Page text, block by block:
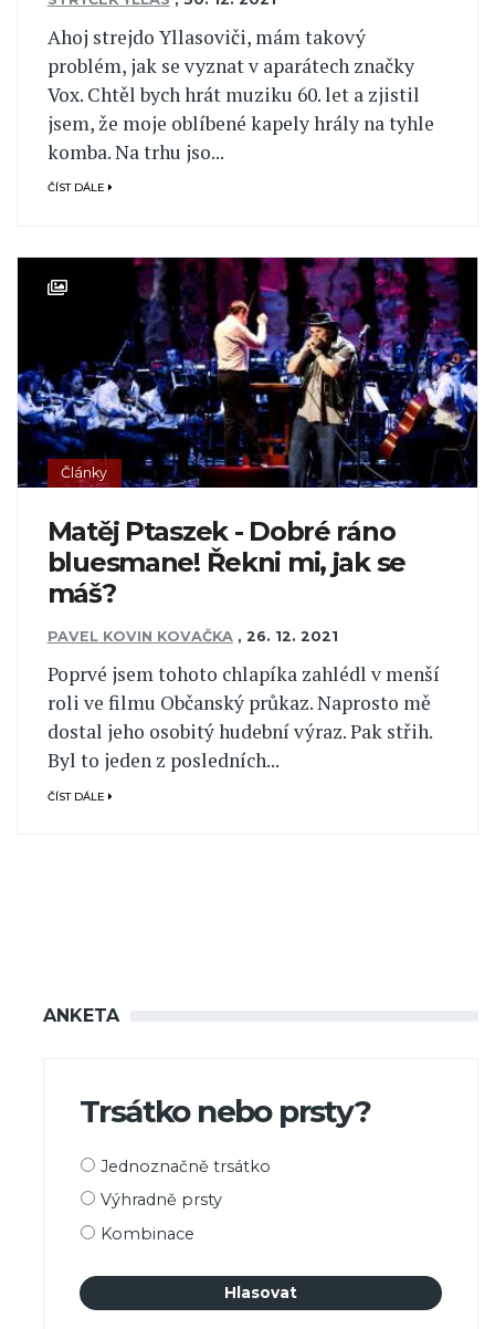
Ahoj strejdo Yllasoviči, mám takový
problém, jak se vyznat v aparátech značky
Vox. Chtěl bych hrát muziku 60. let a zjistil
jsem, že moje oblíbené kapely hrály na tyhle
komba. Na trhu jso...
ČÍST DÁLE
Články
Matěj Ptaszek - Dobré ráno
bluesmane! Řekni mi, jak se
máš?
PAVEL KOVIN KOVAČKA , 26. 12. 2021
Poprvé jsem tohoto chlapíka zahlédl v menší
roli ve filmu Občanský průkaz. Naprosto mě
dostal jeho osobitý hudební výraz. Pak střih.
Byl to jeden z posledních...
ČÍST DÁLE
ANKETA
Trsátko nebo prsty?
Možnosti
Jednoznačně trsátko
Výhradně prsty
Kombinace